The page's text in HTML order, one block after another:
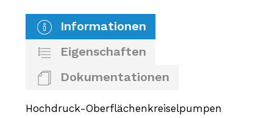
Informationen
Eigenschaften
Dokumentationen
Hochdruck-Oberflächenkreiselpumpen